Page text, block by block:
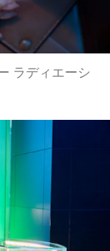
ラディエーシ